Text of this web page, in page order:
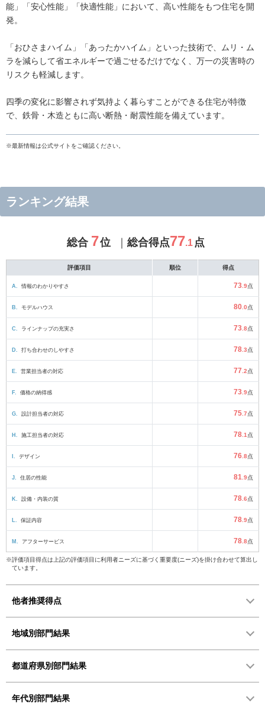
能」「安心性能」「快適性能」において、高い性能をもつ住宅を開
発。
「おひさまハイム」「あったかハイム」といった技術で、ムリ・ム
ラを減らして省エネルギーで過ごせるだけでなく、万一の災害時の
リスクも軽減します。
四季の変化に影響されず気持よく暮らすことができる住宅が特徴
で、鉄骨・木造ともに高い断熱・耐震性能を備えています。
※最新情報は公式サイトをご確認ください。
ランキング結果
総合 7位 総合得点77.1 点
評価項目 順位 得点
A. 情報のわかりやすさ 73 .9点
B. モデルハウス 80 .0点
C. ラインナップの充実さ 73 .8点
D. 打ち合わせのしやすさ 78 .3点
E. 営業担当者の対応 77 .2点
F. 価格の納得感 73 .9点
G. 設計担当者の対応 75 .7点
H. 施工担当者の対応 78 .1 点
I. デザイン 76 .8点
J. 住居の性能 81 .9点
K. 設備・内装の質 78 .6点
L. 保証内容 78 .9点
M. アフターサービス 78 .8点
※評価項目得点は上記の評価項目に利用者ニーズに基づく重要度(ニーズ)を掛け合わせて算出し
ています。
他者推奨得点
地域別部門結果
都道府県別部門結果
年代別部門結果